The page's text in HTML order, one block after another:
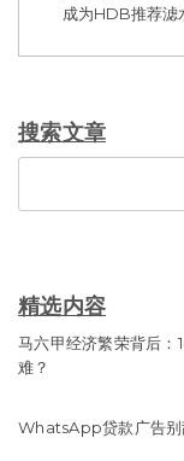
成为HDB推荐滤
搜索文章
精选内容
马六甲经济繁荣背后
难？
WhatsApp贷款广告别